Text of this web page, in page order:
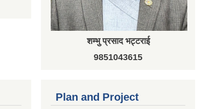
शम्भु प्रसाद भट्टराई
9851043615
Plan and Project